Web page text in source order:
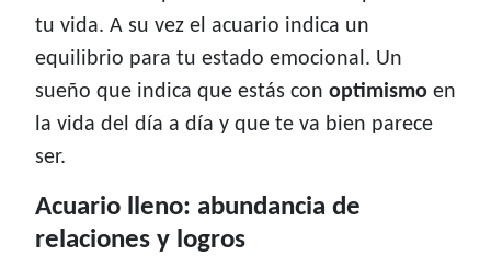
tu vida. A su vez el acuario indica un
equilibrio para tu estado emocional. Un
sueño que indica que estás con optimismo en
la vida del día a día y que te va bien parece
ser.
Acuario lleno: abundancia de
relaciones y logros